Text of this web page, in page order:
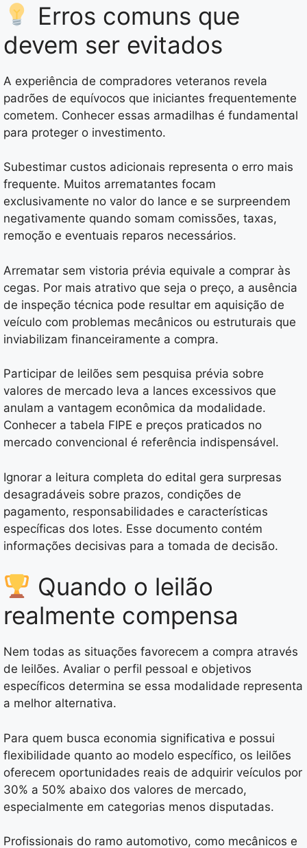
Erros comuns que
devem ser evitados
A experiência de compradores veteranos revela
padrões de equívocos que iniciantes frequentemente
cometem. Conhecer essas armadilhas é fundamental
para proteger o investimento.
Subestimar custos adicionais representa o erro mais
frequente. Muitos arrematantes focam
exclusivamente no valor do lance e se surpreendem
negativamente quando somam comissões, taxas,
remoção e eventuais reparos necessários.
Arrematar sem vistoria prévia equivale a comprar às
cegas. Por mais atrativo que seja o preço, a ausência
de inspeção técnica pode resultar em aquisição de
veículo com problemas mecânicos ou estruturais que
inviabilizam financeiramente a compra.
Participar de leilões sem pesquisa prévia sobre
valores de mercado leva a lances excessivos que
anulam a vantagem econômica da modalidade.
Conhecer a tabela FIPE e preços praticados no
mercado convencional é referência indispensável.
Ignorar a leitura completa do edital gera surpresas
desagradáveis sobre prazos, condições de
pagamento, responsabilidades e características
específicas dos lotes. Esse documento contém
informações decisivas para a tomada de decisão.
Quando o leilão
realmente compensa
Nem todas as situações favorecem a compra através
de leilões. Avaliar o perfil pessoal e objetivos
específicos determina se essa modalidade representa
a melhor alternativa.
Para quem busca economia significativa e possui
flexibilidade quanto ao modelo específico, os leilões
oferecem oportunidades reais de adquirir veículos por
30% a 50% abaixo dos valores de mercado,
especialmente em categorias menos disputadas.
Profissionais do ramo automotivo, como mecânicos e